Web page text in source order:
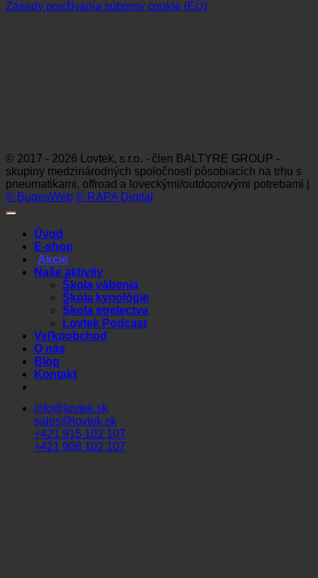
Zásady používania súborov cookie (EÚ)
© 2017 - 2026 Lovtek, s.r.o. - člen BALTYRE GROUP -
skupiny medzinárodných spoločností pôsobiacich na trhu s
pneumatikami, offroad a loveckými/outdoorovými potrebami |
© BugesWeb © RAPA Digital
Úvod
E-shop
Akcie
Naše aktivity
Škola vábenia
Škola kynológie
Škola strelectva
Lovtek Podcast
Veľkoobchod
O nás
Blog
Kontakt
info@lovtek.sk
sales@lovtek.sk
+421 915 102 107
+421 908 102 107